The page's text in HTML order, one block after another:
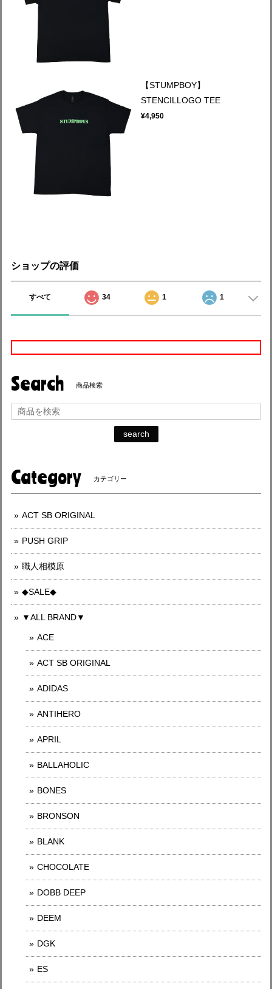
【STUMPBOY】
STENCILLOGO TEE
¥4,950
ショップの評価
すべて 34 1 1
Search 商品検索
search
Category カテゴリー
ACT SB ORIGINAL
PUSH GRIP
職人相模原
◆SALE◆
▼ALL BRAND▼
ACE
ACT SB ORIGINAL
ADIDAS
ANTIHERO
APRIL
BALLAHOLIC
BONES
BRONSON
BLANK
CHOCOLATE
DOBB DEEP
DEEM
DGK
ES